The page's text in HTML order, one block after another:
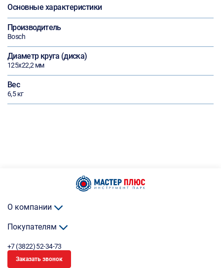
Основные характеристики
Производитель
Bosch
Диаметр круга (диска)
125х22,2 мм
Вес
6,5 кг
О компании
Покупателям
+7 (3822) 52-34-73
Заказать звонок